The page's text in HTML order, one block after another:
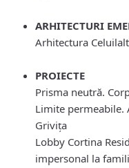
ARHITECTURI
Arhitectura Celuilalt
PROIECTE
Prisma neutră.
Limite permeabile.
Grivița
Lobby Cortina
impersonal la